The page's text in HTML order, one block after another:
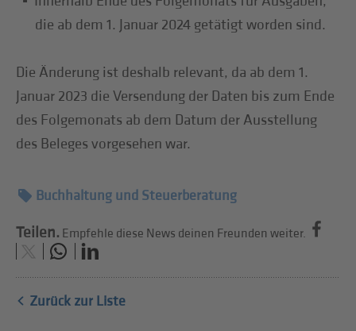
die ab dem 1. Januar 2024 getätigt worden sind.
Die Änderung ist deshalb relevant, da ab dem 1.
Januar 2023 die Versendung der Daten bis zum Ende
des Folgemonats ab dem Datum der Ausstellung
des Beleges vorgesehen war.
Buchhaltung und Steuerberatung
Teilen. Empfehle diese News deinen Freunden weiter.
Zurück zur Liste